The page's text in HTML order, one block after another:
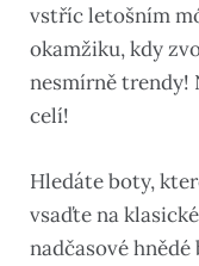
vstříc letošním
okamžiku, kdy
nesmírně trendy!
celí!
Hledáte boty,
vsaďte na
nadčasové